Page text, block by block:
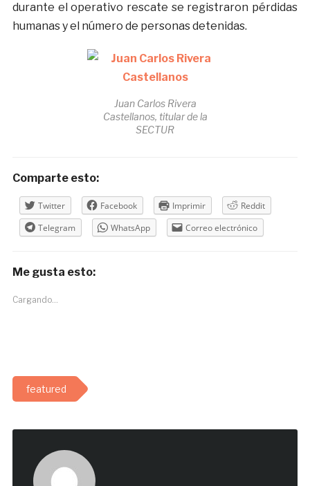
durante el operativo rescate se registraron pérdidas
humanas y el número de personas detenidas.
Juan Carlos Rivera
Castellanos, titular de la
SECTUR
Comparte esto:
Twitter Facebook Imprimir
Reddit
Telegram
WhatsApp Correo electrónico
Me gusta esto:
Cargando...
featured